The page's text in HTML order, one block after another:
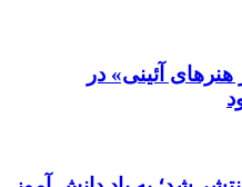
آئینی» در